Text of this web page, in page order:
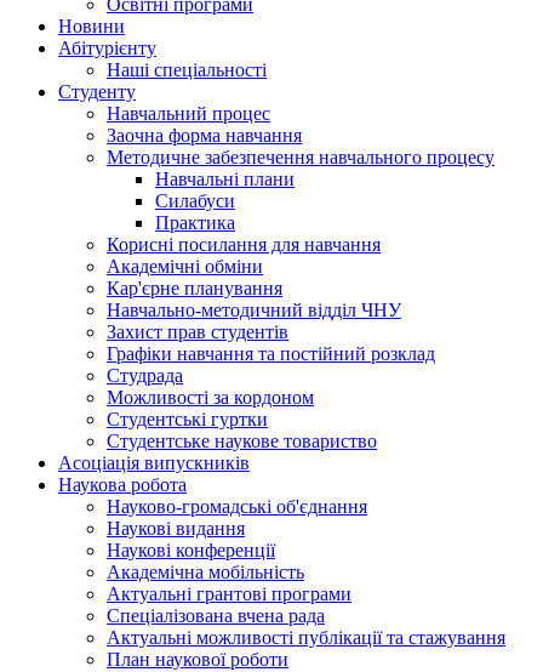
Hовини
Абітурієнту
Наші спеціальності
Студенту
Навчальний процес
Заочна форма навчання
Методичне забезпечення навчального процесу
Навчальні плани
Силабуси
Практика
Корисні посилання для навчання
Академічні обміни
Кар'єрне планування
Навчально-методичний відділ ЧНУ
Захист прав студентів
Графіки навчання та постійний розклад
Студрада
Можливості за кордоном
Студентські гуртки
Студентське наукове товариство
Асоціація випускників
Наукова робота
Науково-громадські об'єднання
Наукові видання
Наукові конференції
Академічна мобільність
Актуальні грантові програми
Спеціалізована вчена рада
Актуальні можливості публікації та стажування
План наукової роботи